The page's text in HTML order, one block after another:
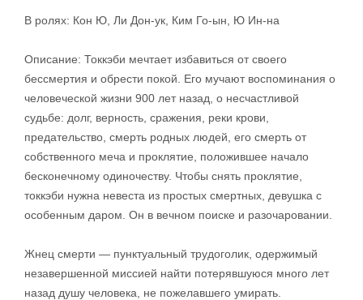
В ролях: Кон Ю, Ли Дон-ук, Ким Го-ын, Ю Ин-на
Описание: Токкэби мечтает избавиться от своего
бессмертия и обрести покой. Его мучают воспоминания о
человеческой жизни 900 лет назад, о несчастливой
судьбе: долг, верность, сражения, реки крови,
предательство, смерть родных людей, его смерть от
собственного меча и проклятие, положившее начало
бесконечному одиночеству. Чтобы снять проклятие,
токкэби нужна невеста из простых смертных, девушка с
особенным даром. Он в вечном поиске и разочаровании.
Жнец смерти — пунктуальный трудоголик, одержимый
незавершенной миссией найти потерявшуюся много лет
назад душу человека, не пожелавшего умирать.